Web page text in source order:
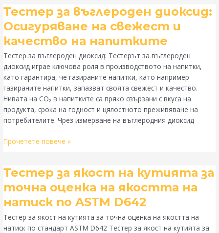
Тестер за въглероден диоксид:
Осигуряване на свежест и
качество на напитките
Тестер за въглероден диоксид: Тестерът за въглероден
диоксид играе ключова роля в производството на напитки,
като гарантира, че газираните напитки, като например
газираните напитки, запазват своята свежест и качество.
Нивата на CO₂ в напитките са пряко свързани с вкуса на
продукта, срока на годност и цялостното преживяване на
потребителите. Чрез измерване на въглеродния диоксид
Тестер
въглероден
диоксид:
Осигуряване
свежест
качество
напитките
Прочетете повече »
Тестер за якост на кутията за
точна оценка на якостта на
натиск по ASTM D642
Тестер за якост на кутията за точна оценка на якостта на
натиск по стандарт ASTM D642 Тестер за якост на кутията за
Тестер
якост
на
кутията